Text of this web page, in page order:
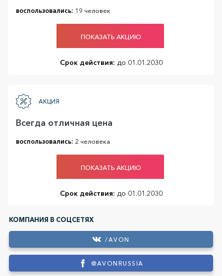
КОМПАНИЯ В СОЦСЕТЯХ
/AVON
@AVONRUSSIA
воспользовались: 19 человек
ПОКАЗАТЬ АКЦИЮ
Срок действия: до 01.01.2030
АКЦИЯ
Всегда отличная цена
воспользовались: 2 человека
ПОКАЗАТЬ АКЦИЮ
Срок действия: до 01.01.2030